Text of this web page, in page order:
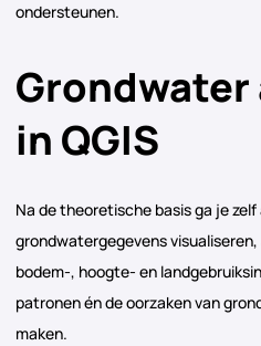
ondersteunen.
in QGIS
Na de theoretische basis ga je zelf
grondwatergegevens
bodem-, hoogte- en
patronen én de oorzaken van
maken.